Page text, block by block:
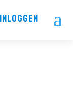
INLOGGEN a